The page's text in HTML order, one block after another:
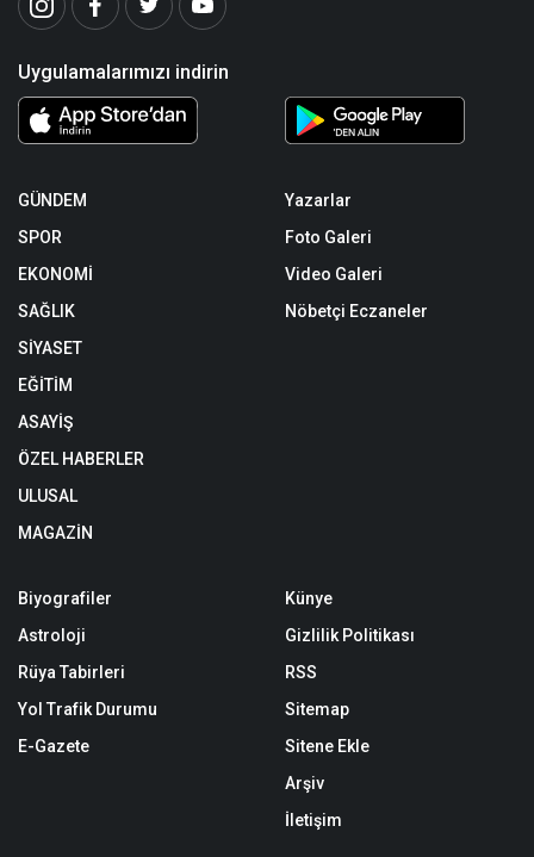
Uygulamalarımızı indirin
GÜNDEM
SPOR
EKONOMİ
SAĞLIK
SİYASET
EĞİTİM
ASAYİŞ
ÖZEL HABERLER
ULUSAL
MAGAZİN
Yazarlar
Foto Galeri
Video Galeri
Nöbetçi Eczaneler
Biyografiler
Astroloji
Rüya Tabirleri
Yol Trafik Durumu
E-Gazete
Künye
Gizlilik Politikası
RSS
Sitemap
Sitene Ekle
Arşiv
İletişim